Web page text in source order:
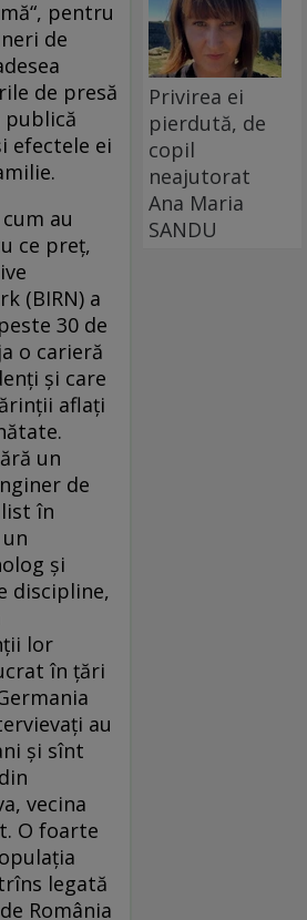
pentru
de
de presă
publică
efectele ei
au
ce preţ,
(BIRN) a
30 de
o carieră
şi care
aflaţi
un
de
în
şi
discipline,
lor
în ţări
au
şi sînt
vecina
O foarte
legată
România
Privirea ei
pierdută, de
copil
neajutorat
Ana Maria
SANDU